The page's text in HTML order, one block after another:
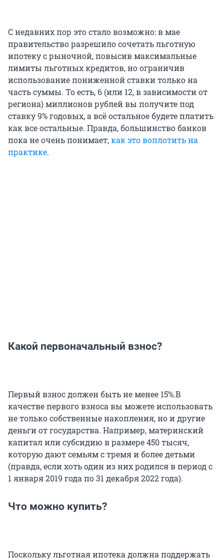
С недавних пор это стало возможно: в мае
правительство разрешило сочетать льготную
ипотеку с рыночной, повысив максимальные
лимиты льготных кредитов, но ограничив
использование пониженной ставки только на
часть суммы. То есть, 6 (или 12, в зависимости от
региона) миллионов рублей вы получите под
ставку 9% годовых, а всё остальное будете платить
как все остальные. Правда, большинство банков
пока не очень понимает,как это воплотить на
практике.
Какой первоначальный взнос?
Первый взнос должен быть не менее 15%.В
качестве первого взноса вы можете использовать
не только собственные накопления, но и другие
деньги от государства. Например, материнский
капитал или субсидию в размере 450 тысяч,
которую дают семьям с тремя и более детьми
(правда, если хоть один из них родился в период с
1 января 2019 года по 31 декабря 2022 года).
Что можно купить?
Поскольку льготная ипотека должна поддержать